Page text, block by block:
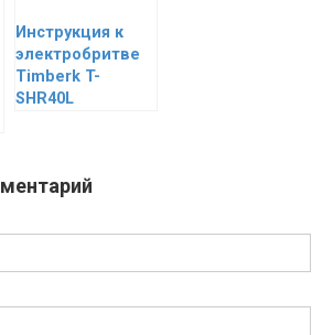
Инструкция к
электробритве
Timberk T-
SHR40L